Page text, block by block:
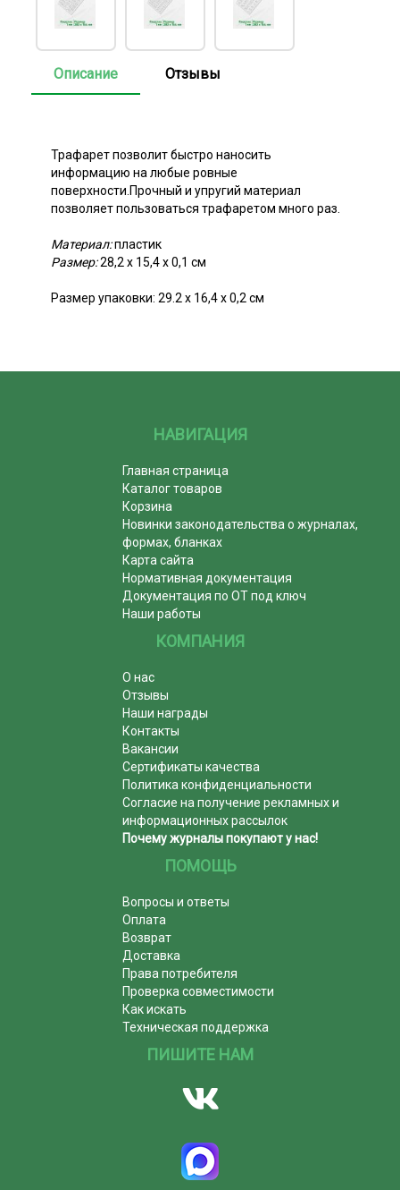
Описание Отзывы
Трафарет позволит быстро наносить
информацию на любые ровные
поверхности.Прочный и упругий материал
позволяет пользоваться трафаретом много раз.
Материал:пластик
Размер:28,2 x 15,4 х 0,1 см
Размер упаковки: 29.2 х 16,4 х 0,2 см
НАВИГАЦИЯ
Главная страница
Каталог товаров
Корзина
Новинки законодательства о журналах,
формах, бланках
Карта сайта
Нормативная документация
Документация по ОТ под ключ
Наши работы
КОМПАНИЯ
О нас
Отзывы
Наши награды
Контакты
Вакансии
Сертификаты качества
Политика конфиденциальности
Согласие на получение рекламных и
информационных рассылок
Почему журналы покупают у нас!
ПОМОЩЬ
Вопросы и ответы
Оплата
Возврат
Доставка
Права потребителя
Проверка совместимости
Как искать
Техническая поддержка
ПИШИТЕ НАМ